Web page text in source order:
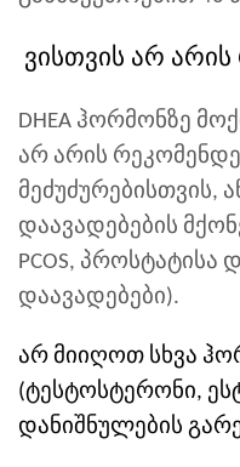
ვისთვის არ
DHEA ჰორმონზე
არ არის
მეძუძურებისთვის,
დაავადებების
PCOS, პროსტატისა
დაავადებები).
არ მიიღოთ სხვა
(ტესტოსტერონი,
დანიშნულების